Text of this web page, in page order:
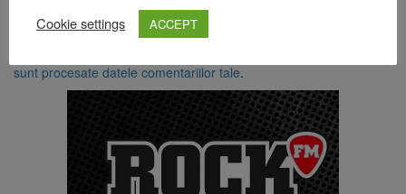
sunt procesate datele comentariilor tale.
Cookie settings
ACCEPT